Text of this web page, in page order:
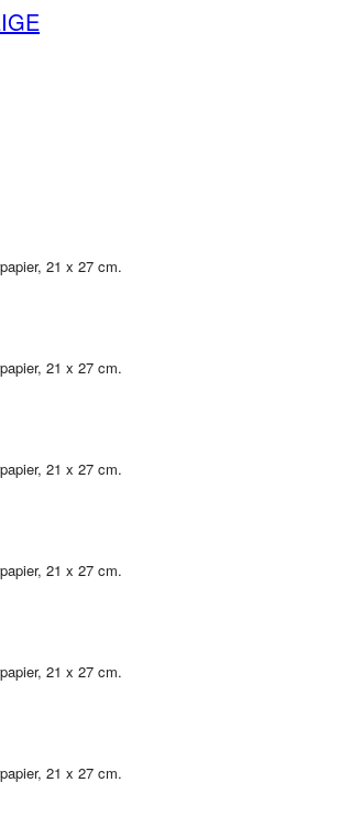
21 x 27 cm.
21 x 27 cm.
21 x 27 cm.
21 x 27 cm.
21 x 27 cm.
21 x 27 cm.